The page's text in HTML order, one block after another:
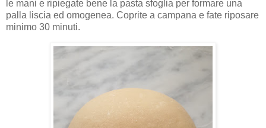
le mani e ripiegate bene la pasta sfoglia per formare una
palla liscia ed omogenea. Coprite a campana e fate riposare
minimo 30 minuti.